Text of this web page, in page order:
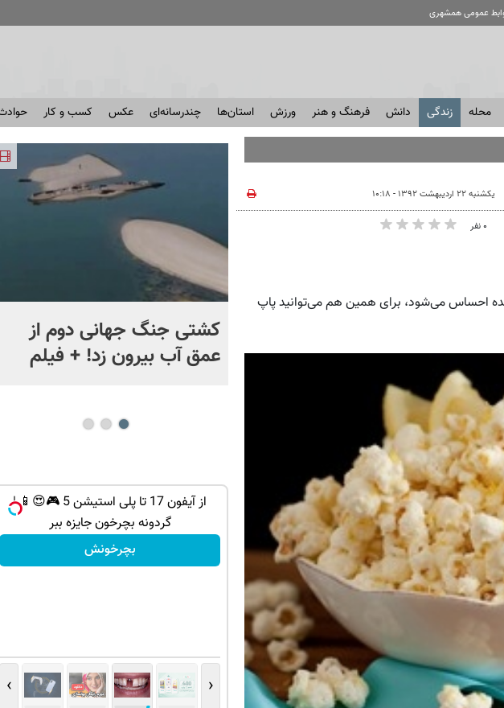
عمومی همشهری
محله زندگی دانش فرهنگ و هنر ورزش استان‌ها چندرسانه‌ای عکس کسب و کار
یکشنبه ۲۲ اردیبهشت ۱۳۹۲ - ۱۰:۱۸
۰ نفر
احساس می‌شود، برای همین هم می‌توانید پاپ
خارج شد...
کشتی‌ جنگ جهانی دوم از
عمق آب بیرون زد! + فیلم
سر بزنید
میخوایم رایگان بهت یاد بدیم چجوری
پولدارشی! باور نداری امتحانش مجانیه
کلیک کن!
از آیفون 17 تا پلی استیشن 5 🎮😍📱 |
گردونه بچرخون جایزه ببر
بچرخونش
‹
›